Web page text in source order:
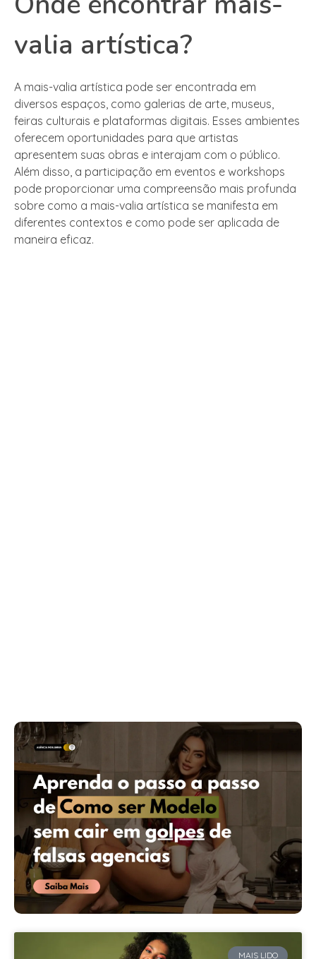
valia artística?
A mais-valia artística pode ser encontrada em
diversos espaços, como galerias de arte, museus,
feiras culturais e plataformas digitais. Esses ambientes
oferecem oportunidades para que artistas
apresentem suas obras e interajam com o público.
Além disso, a participação em eventos e workshops
pode proporcionar uma compreensão mais profunda
sobre como a mais-valia artística se manifesta em
diferentes contextos e como pode ser aplicada de
maneira eficaz.
MAIS LIDO